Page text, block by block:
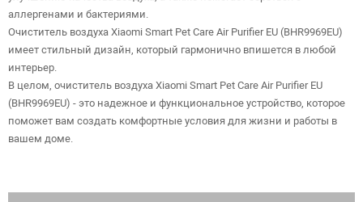
аллергенами и бактериями.
Очиститель воздуха Xiaomi Smart Pet Care Air Purifier EU (BHR9969EU)
имеет стильный дизайн, который гармонично впишется в любой
интерьер.
В целом, очиститель воздуха Xiaomi Smart Pet Care Air Purifier EU
(BHR9969EU) - это надежное и функциональное устройство, которое
поможет вам создать комфортные условия для жизни и работы в
вашем доме.